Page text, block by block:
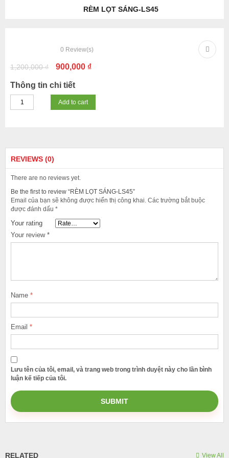
RÈM LỌT SÁNG-LS45
0 Review(s)
1,200,000₫ 900,000 ₫
Thông tin chi tiết
Add to cart
REVIEWS (0)
There are no reviews yet.
Be the first to review “RÈM LỌT SÁNG-LS45”
Email của bạn sẽ không được hiển thị công khai. Các trường bắt buộc
được đánh dấu *
Your rating
Your review *
Name *
Email *
Lưu tên của tôi, email, và trang web trong trình duyệt này cho lần bình
luận kế tiếp của tôi.
RELATED View All